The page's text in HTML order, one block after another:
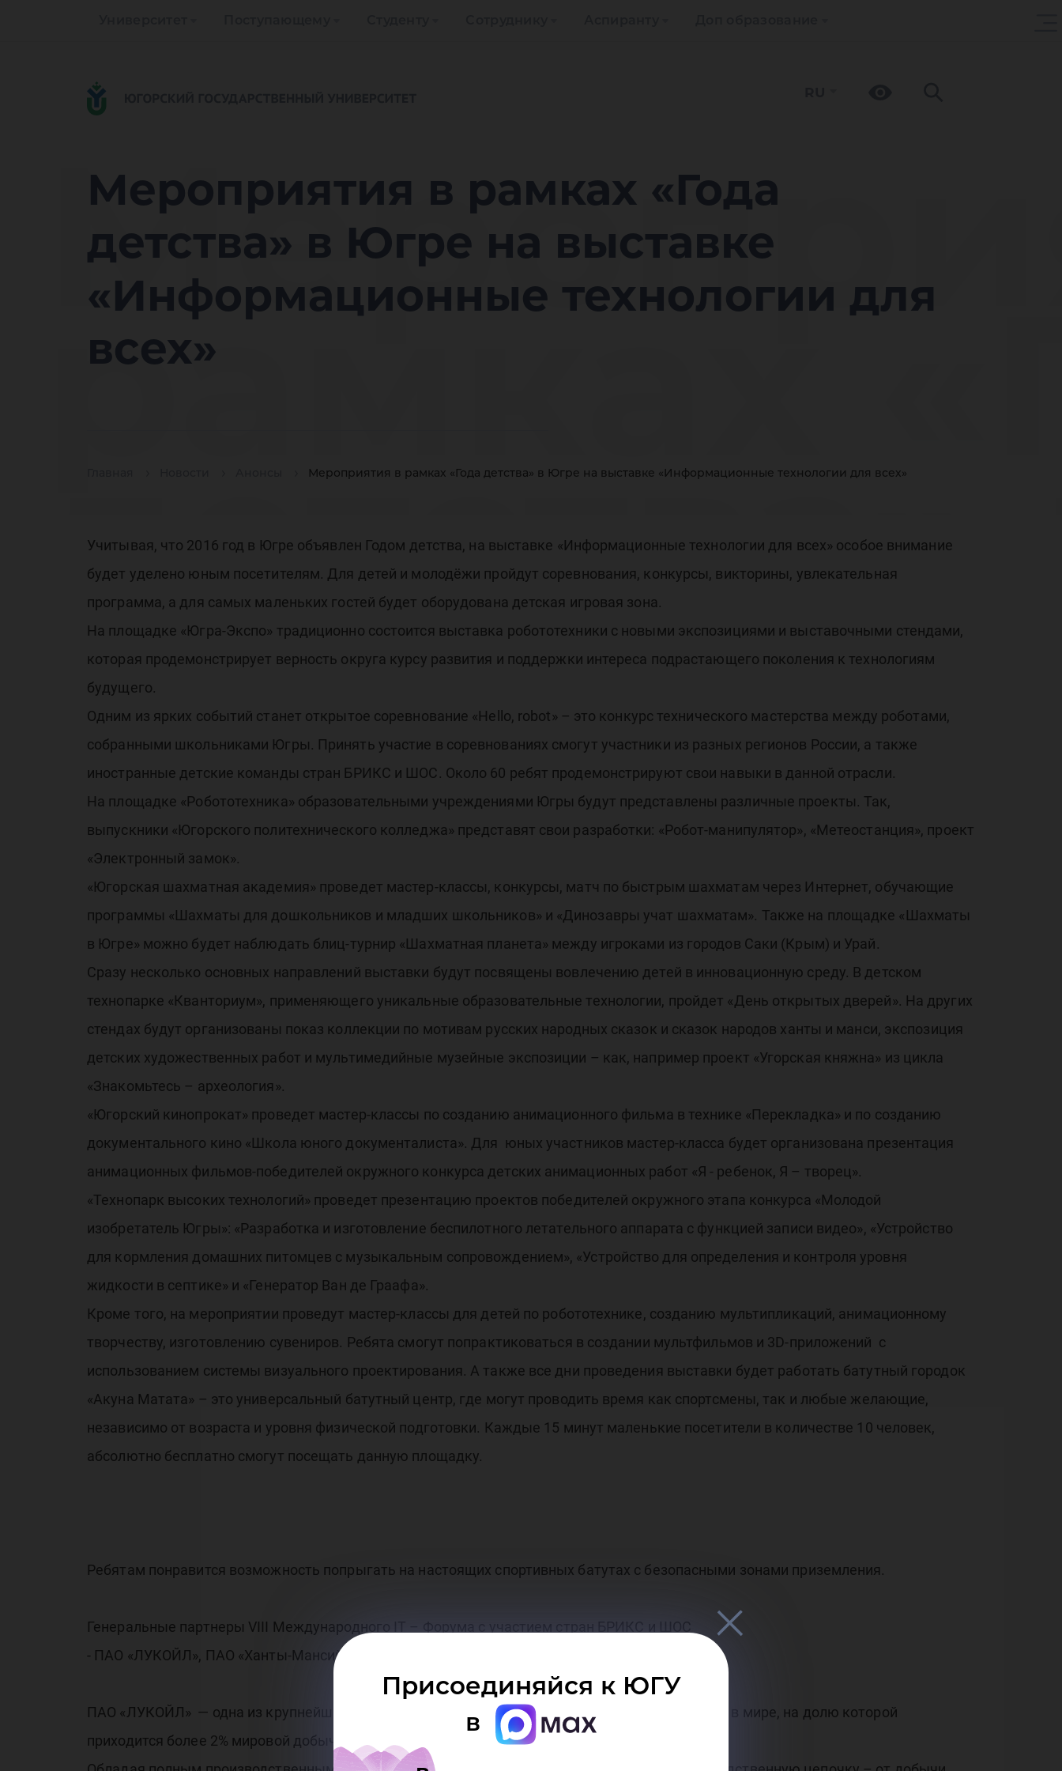
Мероприятия в рамках «Года
детства» в Югре на выставке
«Информационные технологии для
всех»
Мероприятия в рамках «Года детства» в Югре на выставке «Информационные технологии для всех»
рамках
выставке
всех»
Присоединяйся к ЮГУ
в
Учитывая, что 2016 год в Югре объявлен Годом детства, на выставке «Информационные технологии для всех» особое внимание
будет уделено юным посетителям. Для детей и молодёжи пройдут соревнования, конкурсы, викторины, увлекательная
программа, а для самых маленьких гостей будет оборудована детская игровая зона.
На площадке «Югра-Экспо» традиционно состоится выставка робототехники с новыми экспозициями и выставочными стендами,
которая продемонстрирует верность округа курсу развития и поддержки интереса подрастающего поколения к технологиям
будущего.
Одним из ярких событий станет открытое соревнование «Hello, robot» – это конкурс технического мастерства между роботами,
собранными школьниками Югры. Принять участие в соревнованиях смогут участники из разных регионов России, а также
иностранные детские команды стран БРИКС и ШОС. Около 60 ребят продемонстрируют свои навыки в данной отрасли.
На площадке «Робототехника» образовательными учреждениями Югры будут представлены различные проекты. Так,
выпускники «Югорского политехнического колледжа» представят свои разработки: «Робот-манипулятор», «Метеостанция», проект
«Электронный замок».
«Югорская шахматная академия» проведет мастер-классы, конкурсы, матч по быстрым шахматам через Интернет, обучающие
программы «Шахматы для дошкольников и младших школьников» и «Динозавры учат шахматам». Также на площадке «Шахматы
в Югре» можно будет наблюдать блиц-турнир «Шахматная планета» между игроками из городов Саки (Крым) и Урай.
Сразу несколько основных направлений выставки будут посвящены вовлечению детей в инновационную среду. В детском
технопарке «Кванториум», применяющего уникальные образовательные технологии, пройдет «День открытых дверей». На других
стендах будут организованы показ коллекции по мотивам русских народных сказок и сказок народов ханты и манси, экспозиция
детских художественных работ и мультимедийные музейные экспозиции – как, например проект «Угорская княжна» из цикла
«Знакомьтесь – археология».
«Югорский кинопрокат» проведет мастер-классы по созданию анимационного фильма в технике «Перекладка» и по созданию
документального кино «Школа юного документалиста». Для юных участников мастер-класса будет организована презентация
анимационных фильмов-победителей окружного конкурса детских анимационных работ «Я - ребенок, Я – творец».
«Технопарк высоких технологий» проведет презентацию проектов победителей окружного этапа конкурса «Молодой
изобретатель Югры»: «Разработка и изготовление беспилотного летательного аппарата с функцией записи видео», «Устройство
для кормления домашних питомцев с музыкальным сопровождением», «Устройство для определения и контроля уровня
жидкости в септике» и «Генератор Ван де Граафа».
Кроме того, на мероприятии проведут мастер-классы для детей по робототехнике, созданию мультипликаций, анимационному
творчеству, изготовлению сувениров. Ребята смогут попрактиковаться в создании мультфильмов и 3D-приложений с
использованием системы визуального проектирования. А также все дни проведения выставки будет работать батутный городок
«Акуна Матата» – это универсальный батутный центр, где могут проводить время как спортсмены, так и любые желающие,
независимо от возраста и уровня физической подготовки. Каждые 15 минут маленькие посетители в количестве 10 человек,
абсолютно бесплатно смогут посещать данную площадку.
Ребятам понравится возможность попрыгать на настоящих спортивных батутах с безопасными зонами приземления.
Генеральные партнеры VIII Международного IT – Форума c участием стран БРИКС и ШОС
- ПАО «ЛУКОЙЛ», ПАО «Ханты-Мансийский банк Открытие», ПАО «Ростелеком.
ПАО «ЛУКОЙЛ» — одна из крупнейших вертикально интегрированных нефтегазовых компаний в мире, на долю которой
приходится более 2% мировой добычи нефти и около 1% доказанных запасов углеводородов.